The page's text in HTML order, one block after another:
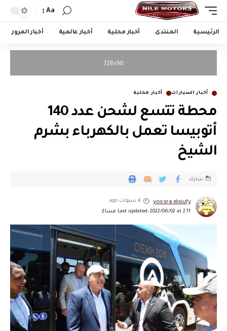
Aa
الرئيسية المنتدى أخبار محلية أخبار عالمية أخبار المرور
أخبار السيارات أخبار محلية
محطة تتسع لشحن عدد 140
أتوبيسا تعمل بالكهرباء بشرم
الشيخ
Last updated: 2022/06/02 at 2:11 مساءً
yossra elsiufy 4 سنوات ago
شارك